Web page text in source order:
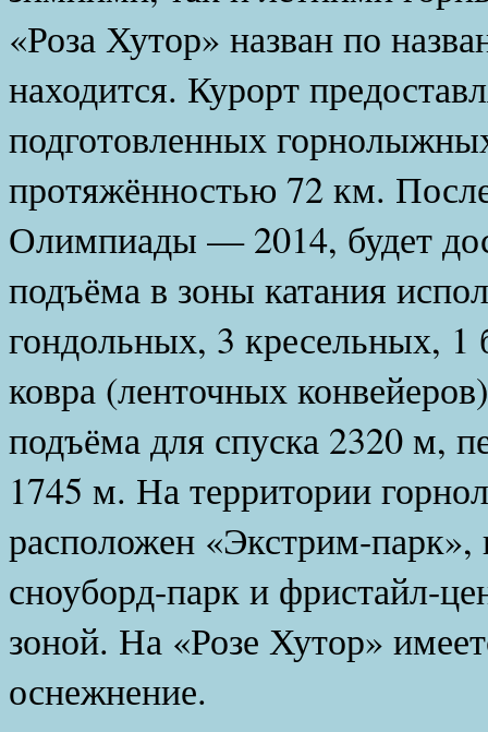
«Роза Хутор» назван по
находится. Курорт
подготовленных
протяжённостью 72 км.
Олимпиады — 2014, будет
подъёма в зоны катания
гондольных, 3 кресельных,
ковра (ленточных
подъёма для спуска 2320 м,
1745 м. На территории
расположен «Экстрим-парк»,
сноуборд-парк и фристайл-
зоной. На «Розе Хутор»
оснежнение.